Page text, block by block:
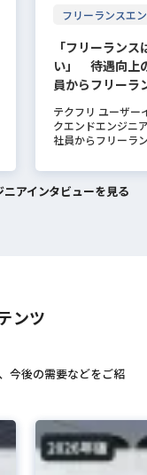
フリーランスエ
「フリーラン
い」 待遇向上
員からフリーラ
O.Tさん
テクフリ ユーザー
クエンドエンジニ
社員からフリーラ
だった点、新しい
いました。 フリー
正社員である必要
かけでした。 客先
て、SES系企業の
と疑問を持ってい
ーランスという働
ました。 ー客先常
ニアインタビューを見る
ンツ
今後の需要などをご紹